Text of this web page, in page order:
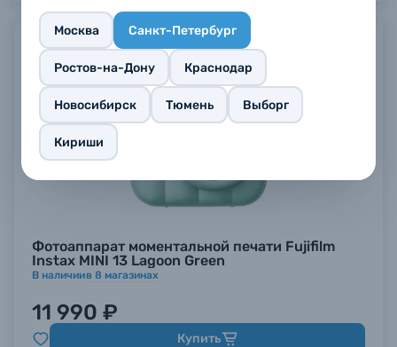
Москва Санкт-Петербург
Ростов-на-Дону Краснодар
Новосибирск Тюмень Выборг
Кириши
Фотоаппарат моментальной печати Fujifilm
Instax MINI 13 Lagoon Green
В наличиив 8 магазинах
11 990 ₽
Купить